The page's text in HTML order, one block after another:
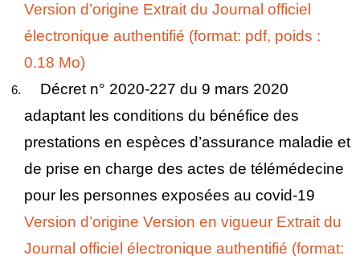
Version d’origine Extrait du Journal officiel
électronique authentifié (format: pdf, poids :
0.18 Mo)
Décret n° 2020-227 du 9 mars 2020
adaptant les conditions du bénéfice des
prestations en espèces d’assurance maladie et
de prise en charge des actes de télémédecine
pour les personnes exposées au covid-19
Version d’origine Version en vigueur Extrait du
Journal officiel électronique authentifié (format: